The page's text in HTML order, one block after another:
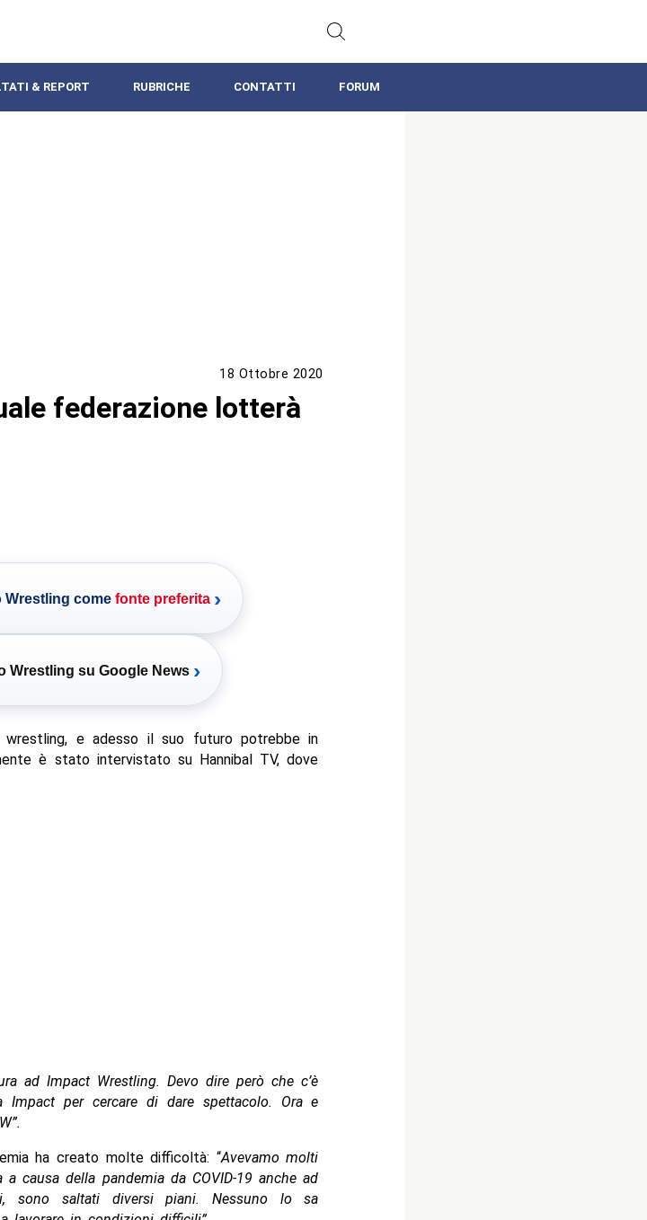
& REPORT RUBRICHE CONTATTI FORUM
18 Ottobre 2020
federazione lotterà
Wrestling come fonte preferita ›
Wrestling su Google News ›
wrestling, e adesso il suo futuro potrebbe in
è stato intervistato su Hannibal TV, dove
ad Impact Wrestling. Devo dire però che c’è
Impact per cercare di dare spettacolo. Ora e
ha creato molte difficoltà: “Avevamo molti
causa della pandemia da COVID-19 anche ad
sono saltati diversi piani. Nessuno lo sa